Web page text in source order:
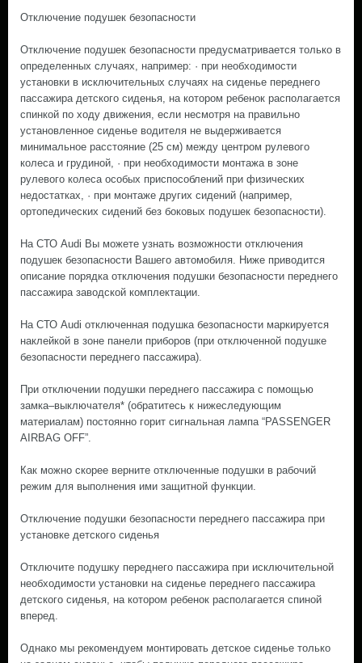
Отключение подушек безопасности
Отключение подушек безопасности предусматривается только в
определенных случаях, например: · при необходимости
установки в исключительных случаях на сиденье переднего
пассажира детского сиденья, на котором ребенок располагается
спинкой по ходу движения, если несмотря на правильно
установленное сиденье водителя не выдерживается
минимальное расстояние (25 см) между центром рулевого
колеса и грудиной, · при необходимости монтажа в зоне
рулевого колеса особых приспособлений при физических
недостатках, · при монтаже других сидений (например,
ортопедических сидений без боковых подушек безопасности).
На СТО Audi Вы можете узнать возможности отключения
подушек безопасности Вашего автомобиля. Ниже приводится
описание порядка отключения подушки безопасности переднего
пассажира заводской комплектации.
На СТО Audi отключенная подушка безопасности маркируется
наклейкой в зоне панели приборов (при отключенной подушке
безопасности переднего пассажира).
При отключении подушки переднего пассажира с помощью
замка–выключателя* (обратитесь к нижеследующим
материалам) постоянно горит сигнальная лампа “PASSENGER
AIRBAG OFF”.
Как можно скорее верните отключенные подушки в рабочий
режим для выполнения ими защитной функции.
Отключение подушки безопасности переднего пассажира при
установке детского сиденья
Отключите подушку переднего пассажира при исключительной
необходимости установки на сиденье переднего пассажира
детского сиденья, на котором ребенок располагается спиной
вперед.
Однако мы рекомендуем монтировать детское сиденье только